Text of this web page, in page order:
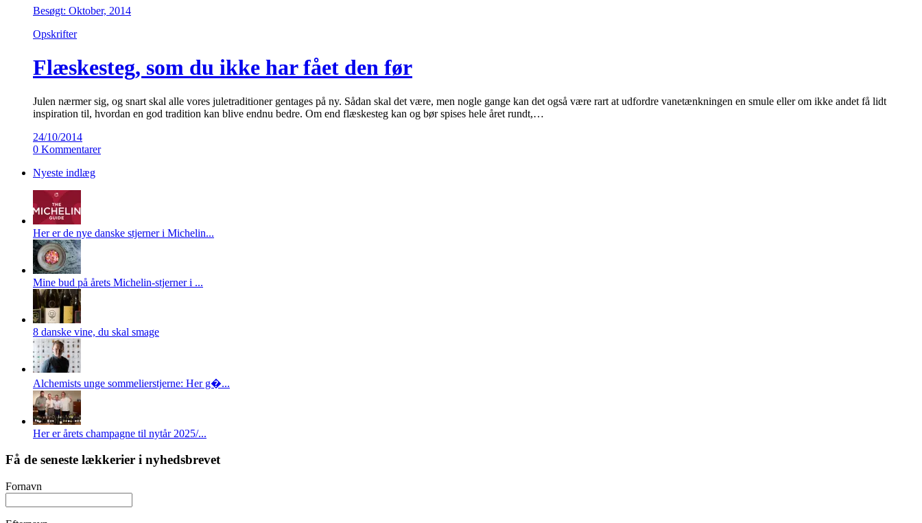
Besøgt: Oktober, 2014
Opskrifter
Flæskesteg, som du ikke har fået den før
Julen nærmer sig, og snart skal alle vores juletraditioner gentages på ny. Sådan skal det være, men nogle gange kan det også være rart at udfordre vanetænkningen en smule eller om ikke andet få lidt
inspiration til, hvordan en god tradition kan blive endnu bedre. Om end flæskesteg kan og bør spises hele året rundt,…
24/10/2014
0 Kommentarer
Nyeste indlæg
Her er de nye danske stjerner i Michelin...
Mine bud på årets Michelin-stjerner i ...
8 danske vine, du skal smage
Alchemists unge sommelierstjerne: Her g�...
Her er årets champagne til nytår 2025/...
Få de seneste lækkerier i nyhedsbrevet
Fornavn